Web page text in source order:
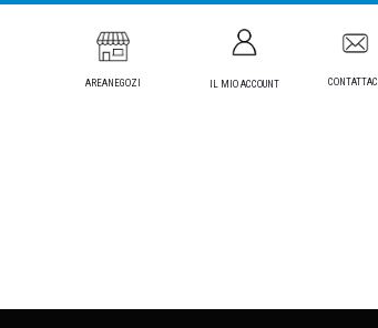
AREANEGOZI IL MIO ACCOUNT CONTATTACI